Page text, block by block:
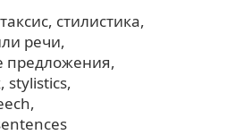
стилистика
речи
предложения
stylistics